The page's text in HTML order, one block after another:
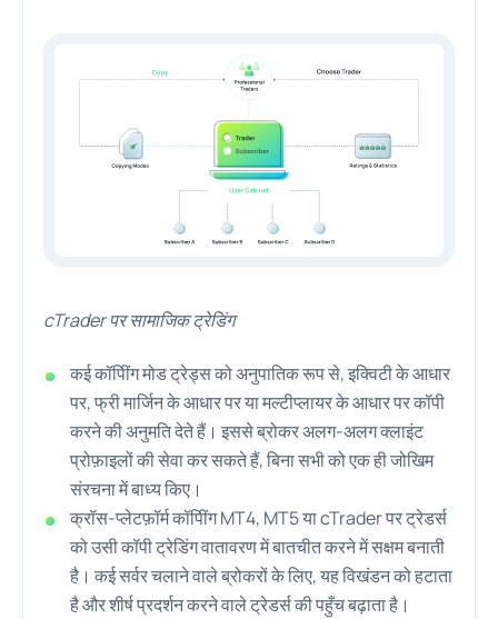
cTrader पर सामाजिक ट्रेडिंग
कई कॉपीिंग मोड ट्रेड्स को अनुपातिक रूप से, इक्विटी के आधार
पर, फ्री मार्जिन के आधार पर या मल्टीप्लायर के आधार पर कॉपी
करने की अनुमति देते हैं। इससे ब्रोकर अलग-अलग क्लाइंट
प्रोफ़ाइलों की सेवा कर सकते हैं, बिना सभी को एक ही जोखिम
संरचना में बाध्य किए।
क्रॉस-प्लेटफ़ॉर्म कॉपीिंग MT4, MT5 या cTrader पर ट्रेडर्स
को उसी कॉपी ट्रेडिंग वातावरण में बातचीत करने में सक्षम बनाती
है। कई सर्वर चलाने वाले ब्रोकरों के लिए, यह विखंडन को हटाता
है और शीर्ष प्रदर्शन करने वाले ट्रेडर्स की पहुँच बढ़ाता है।